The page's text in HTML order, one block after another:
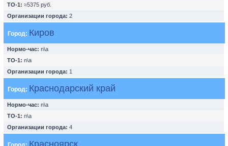
ТО-1: ≈5375 руб.
Организации города: 2
Город: Киров
Нормо-час: n\a
ТО-1: n\a
Организации города: 1
Город: Краснодарский край
Нормо-час: n\a
ТО-1: n\a
Организации города: 4
Красноярск